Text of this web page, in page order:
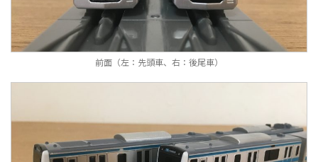
前面（左：先頭車、右：後尾車）